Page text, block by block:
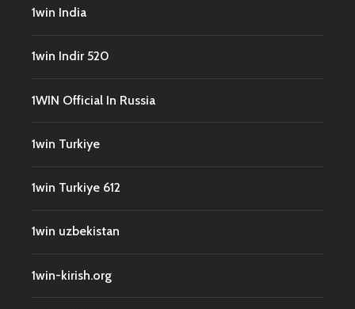
1win India
1win Indir 520
1WIN Official In Russia
1win Turkiye
1win Turkiye 612
1win uzbekistan
1win-kirish.org